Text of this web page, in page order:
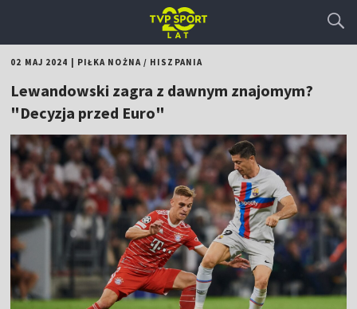
02 MAJ 2024 PIŁKA NOŻNA/ HISZPANIA
Lewandowski zagra z dawnym znajomym?
"Decyzja przed Euro"